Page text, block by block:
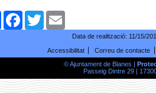
ComparteixFacebookTwitter
Data de realització: 11/15/
Accessibilitat
Correu de contacte
© Ajuntament de Blanes |
Passeig Dintre 29 |